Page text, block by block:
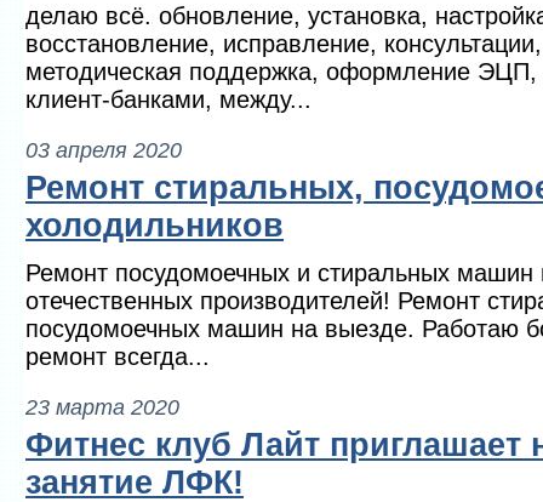
делаю всё. обновление, установка,
восстановление, исправление,
методическая поддержка, оформление ЭЦП,
клиент-банками, между...
03 апреля 2020
Ремонт стиральных,
холодильников
Ремонт посудомоечных и стиральных машин
отечественных производителей! Ремонт
посудомоечных машин на выезде. Работаю
ремонт всегда...
23 марта 2020
Фитнес клуб Лайт приглашает
занятие ЛФК!